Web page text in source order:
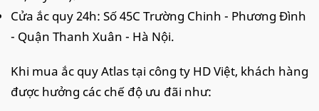
Cửa ắc quy 24h: Số 45C Trường Chinh - Phương Đình
- Quận Thanh Xuân - Hà Nội.
Khi mua ắc quy Atlas tại công ty HD Việt, khách hàng
được hưởng các chế độ ưu đãi như: